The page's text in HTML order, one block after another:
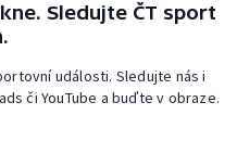
Sledujte ČT sport
události. Sledujte nás i
či YouTube a buďte v obraze.